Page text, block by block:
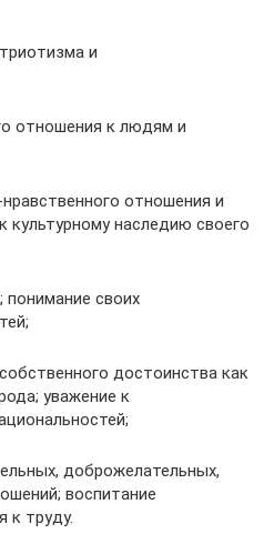
и
отношения к людям и
отношения и
культурному наследию своего
понимание своих
достоинства как
уважение к
доброжелательных,
воспитание
к труду.